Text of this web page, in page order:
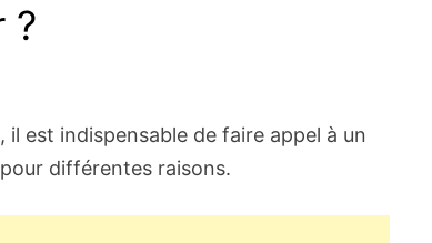
?
il est indispensable de faire appel à un
différentes raisons.